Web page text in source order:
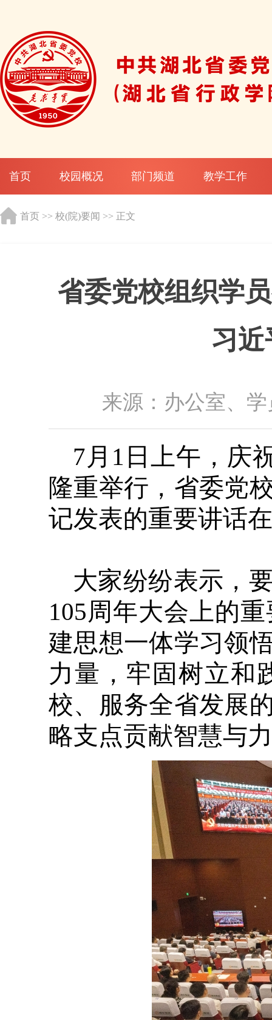
首页 校园概况 部门频道 教学工作
首页 >> 校(院)要闻 >> 正文
省委党校组织学
习
来源：办公室、
7月1日上午，庆
隆重举行，省委党
记发表的重要讲话
大家纷纷表示，
105周年大会上的
建思想一体学习领
力量，牢固树立和
校、服务全省发展
略支点贡献智慧与